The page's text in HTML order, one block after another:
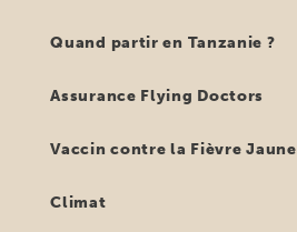
Quand partir en Tanzanie ?
Assurance Flying Doctors
Vaccin contre la Fièvre Jaune
Climat